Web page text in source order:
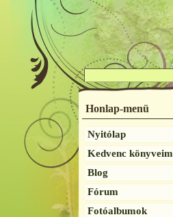
Honlap-menü
Nyitólap
Kedvenc könyveim
Blog
Fórum
Fotóalbumok